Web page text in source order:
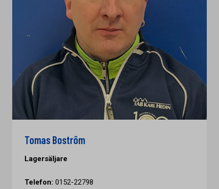
Tomas Boström
Lagersäljare
Telefon: 0152-22798